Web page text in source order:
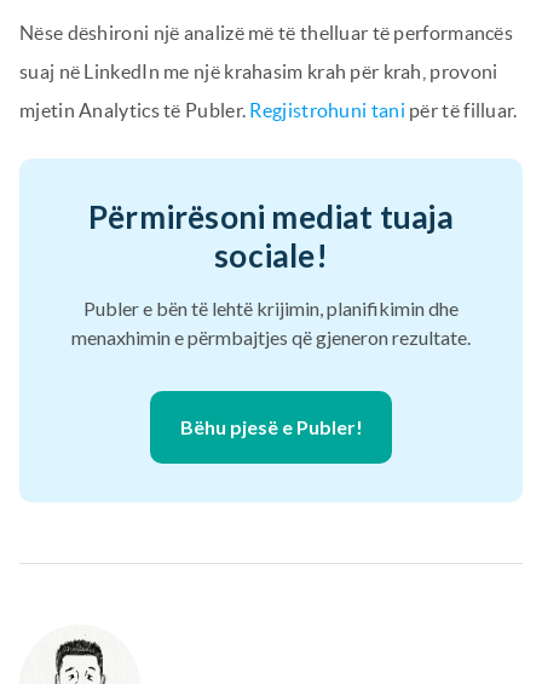
Nëse dëshironi një analizë më të thelluar të performancës
suaj në LinkedIn me një krahasim krah për krah, provoni
mjetin Analytics të Publer. Regjistrohuni tani për të filluar.
Përmirësoni mediat tuaja
sociale!
Publer e bën të lehtë krijimin, planifikimin dhe
menaxhimin e përmbajtjes që gjeneron rezultate.
Bëhu pjesë e Publer!